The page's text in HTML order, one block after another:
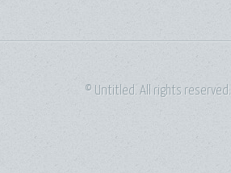
© Untitled. All rights reserved.